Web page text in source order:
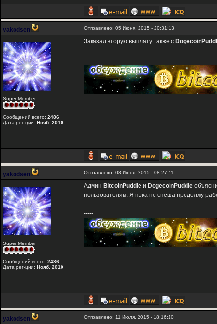
yakodsen Отправлено: 05 Июня, 2015 - 20:31:13
Super Member
Сообщений всего: 2486
Дата рег-ции: Нояб. 2010
Заказал вторую выплату также с
-----
yakodsen Отправлено: 08 Июня, 2015 - 08:27:11
Super Member
Сообщений всего: 2486
Дата рег-ции: Нояб. 2010
Админ BitcoinPuddle и DogecoinPuddle
пользователям. Я пока не спеша продолжу
-----
yakodsen Отправлено: 11 Июля, 2015 - 18:16:10